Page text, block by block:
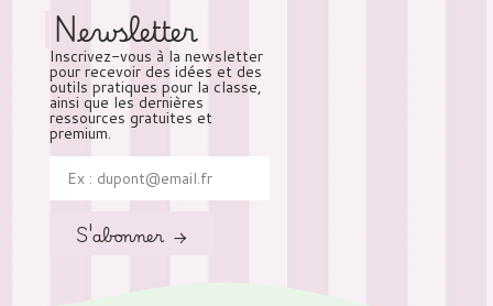
Newsletter
Inscrivez-vous à la newsletter
pour recevoir des idées et des
outils pratiques pour la classe,
ainsi que les dernières
ressources gratuites et
premium.
S'abonner →